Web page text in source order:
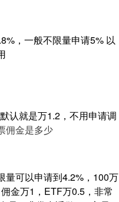
，一般不限量申请5% 以
认就是万1.2，不用申请调
佣金是多少
量可以申请到4.2%，100万
金万1，ETF万0.5，非常